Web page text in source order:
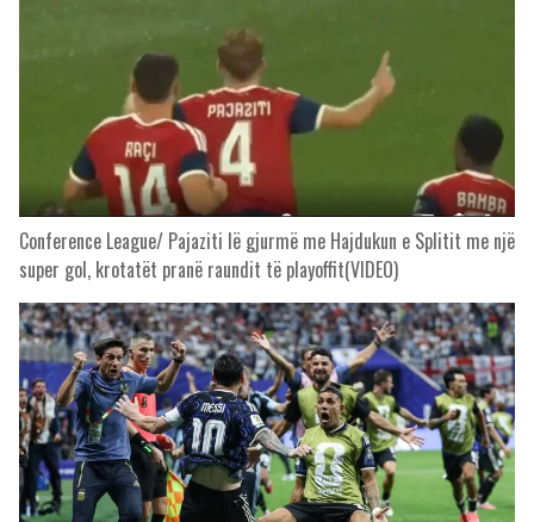
Conference League/ Pajaziti lë gjurmë me Hajdukun e Splitit me një
super gol, krotatët pranë raundit të playoffit(VIDEO)